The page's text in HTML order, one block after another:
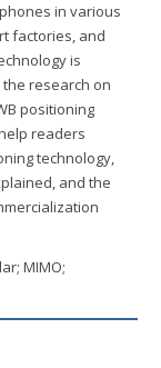
in various
factories, and
is
research on
positioning
readers
technology,
and the
MIMO;